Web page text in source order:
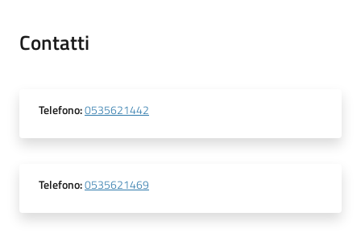
Contatti
Telefono:0535621442
Telefono:0535621469